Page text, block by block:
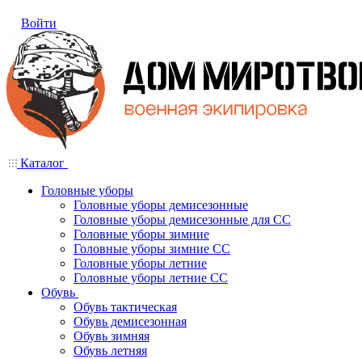
Войти
Каталог
Головные уборы
Головные уборы демисезонные
Головные уборы демисезонные для СС
Головные уборы зимние
Головные уборы зимние СС
Головные уборы летние
Головные уборы летние СС
Обувь
Обувь тактическая
Обувь демисезонная
Обувь зимняя
Обувь летняя